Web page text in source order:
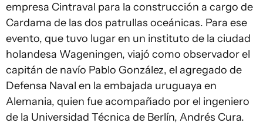
empresa Cintraval para la construcción a cargo de
Cardama de las dos patrullas oceánicas. Para ese
evento, que tuvo lugar en un instituto de la ciudad
holandesa Wageningen, viajó como observador el
capitán de navío Pablo González, el agregado de
Defensa Naval en la embajada uruguaya en
Alemania, quien fue acompañado por el ingeniero
de la Universidad Técnica de Berlín, Andrés Cura.